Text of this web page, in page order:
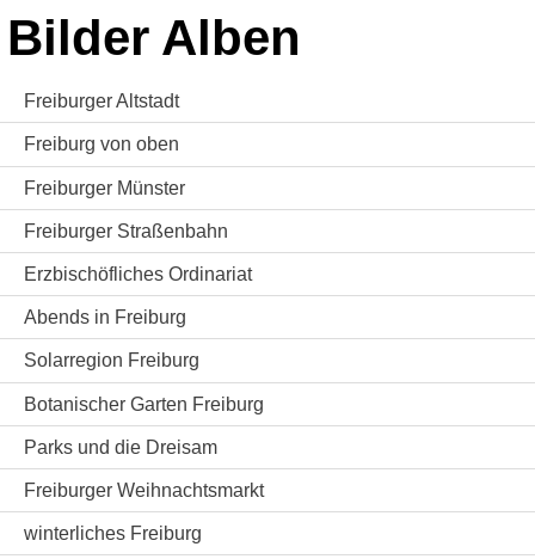
Bilder Alben
Freiburger Altstadt
Freiburg von oben
Freiburger Münster
Freiburger Straßenbahn
Erzbischöfliches Ordinariat
Abends in Freiburg
Solarregion Freiburg
Botanischer Garten Freiburg
Parks und die Dreisam
Freiburger Weihnachtsmarkt
winterliches Freiburg